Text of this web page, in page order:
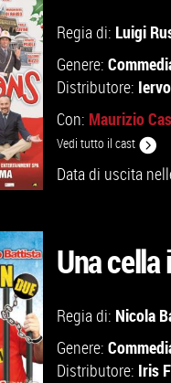
Regia di: Luigi
Genere:
Distributore:
Con: Maurizio
Vedi tutto il cast
Data di uscita
Una cella
Regia di: Nicola
Genere:
Distributore: Iris